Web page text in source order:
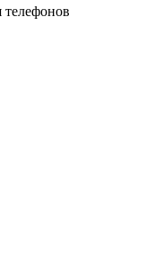
телефонов